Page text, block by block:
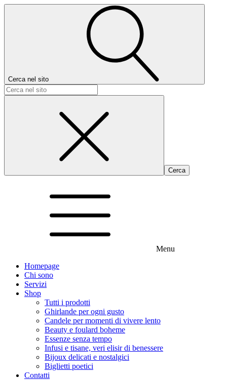
Cerca nel sito
Ricerca
per:
Menu
Homepage
Chi sono
Servizi
Shop
Tutti i prodotti
Ghirlande per ogni gusto
Candele per momenti di vivere lento
Beauty e foulard boheme
Essenze senza tempo
Infusi e tisane, veri elisir di benessere
Bijoux delicati e nostalgici
Biglietti poetici
Contatti